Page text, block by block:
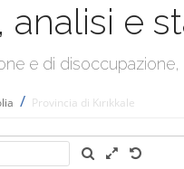
analisi e
e di
/ Provincia di Kırıkkale